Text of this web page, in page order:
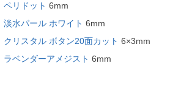
ペリドット 6mm
淡水パール ホワイト 6mm
クリスタル ボタン20面カット 6×3mm
ラベンダーアメジスト 6mm